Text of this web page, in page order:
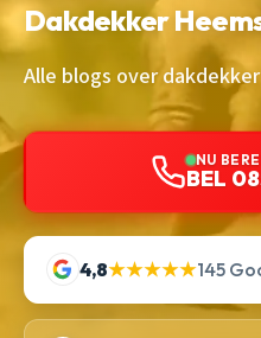
Dakdekker
Alle blogs over
NU
BEL
4,8★★★★★145